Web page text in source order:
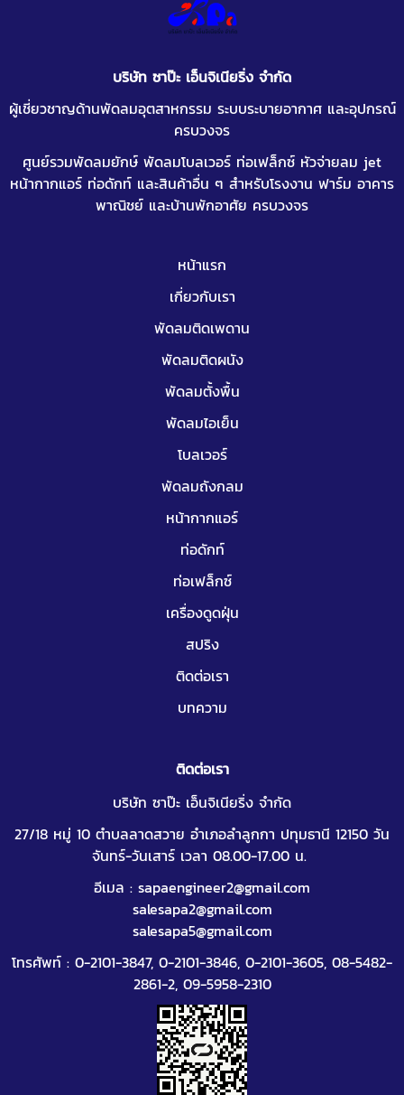
บริษัท ซาป๊ะ เอ็นจิเนียริ่ง จำกัด
ผู้เชี่ยวชาญด้านพัดลมอุตสาหกรรม ระบบระบายอากาศ และอุปกรณ์
ครบวงจร
ศูนย์รวมพัดลมยักษ์ พัดลมโบลเวอร์ ท่อเฟล็กซ์ หัวจ่ายลม jet
หน้ากากแอร์ ท่อดักท์ และสินค้าอื่น ๆ สำหรับโรงงาน ฟาร์ม อาคาร
พาณิชย์ และบ้านพักอาศัย ครบวงจร
หน้าแรก
เกี่ยวกับเรา
พัดลมติดเพดาน
พัดลมติดผนัง
พัดลมตั้งพื้น
พัดลมไอเย็น
โบลเวอร์
พัดลมถังกลม
หน้ากากแอร์
ท่อดักท์
ท่อเฟล็กซ์
เครื่องดูดฝุ่น
สปริง
ติดต่อเรา
บทความ
ติดต่อเรา
บริษัท ซาป๊ะ เอ็นจิเนียริ่ง จำกัด
27/18 หมู่ 10 ตำบลลาดสวาย อำเภอลำลูกกา ปทุมธานี 12150 วัน
จันทร์-วันเสาร์ เวลา 08.00-17.00 น.
อีเมล : sapaengineer2@gmail.com
salesapa2@gmail.com
salesapa5@gmail.com
โทรศัพท์ : 0-2101-3847, 0-2101-3846, 0-2101-3605, 08-5482-
2861-2, 09-5958-2310